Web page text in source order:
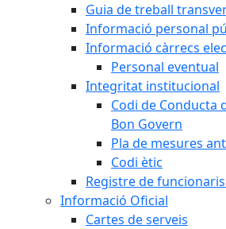
Guia de treball
Informació personal
Informació càrrecs
Personal eventual
Integritat institucional
Codi de Conducta
Bon Govern
Pla de mesures
Codi ètic
Registre de
Informació Oficial
Cartes de serveis